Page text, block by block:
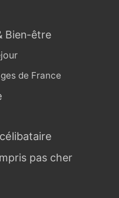
Bien-être
de France
pas cher